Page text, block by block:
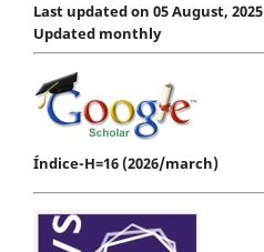
Last updated on 05 August, 2025
Updated monthly
Índice-H=16 (2026/march)